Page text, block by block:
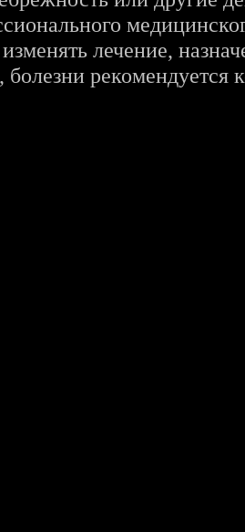
лечение,
рекомендуется